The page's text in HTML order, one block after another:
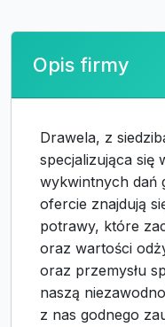
Opis firmy
Drawela, z
specjalizująca się
wykwintnych dań
ofercie znajdują
potrawy, które
oraz wartości
oraz przemysłu
naszą
z nas godnego